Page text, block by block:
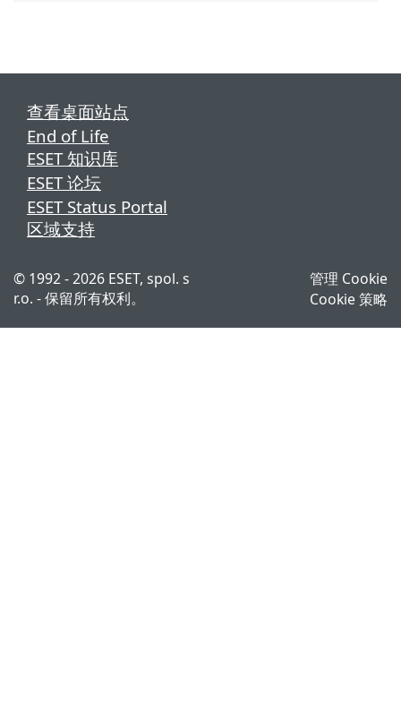
查看桌面站点
End of Life
ESET 知识库
ESET 论坛
ESET Status Portal
区域支持
© 1992 - 2026 ESET, spol. s
r.o. - 保留所有权利。
管理 Cookie
Cookie 策略